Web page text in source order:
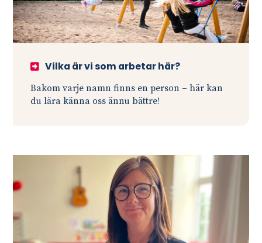
Vilka är vi som arbetar här?
Bakom varje namn finns en person – här kan
du lära känna oss ännu bättre!